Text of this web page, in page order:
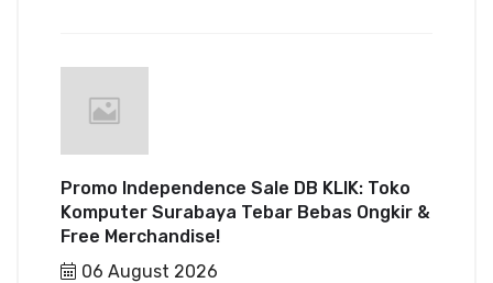
Promo Independence Sale DB KLIK: Toko
Komputer Surabaya Tebar Bebas Ongkir &
Free Merchandise!
06 August 2026